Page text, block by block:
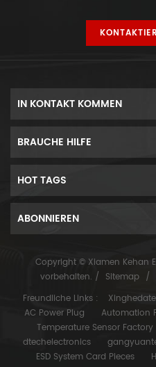
IN KONTAKT KOMMEN
BRAUCHE HILFE
HOT TAGS
ABONNIEREN
Copyright © Xiamen Kehan
vorbehalten. / Sitemap /
Freundliche Links :
AC Power Plug
Automation
Temperature Sensor Factory
dtechelectronics
ESD System Card Pieces